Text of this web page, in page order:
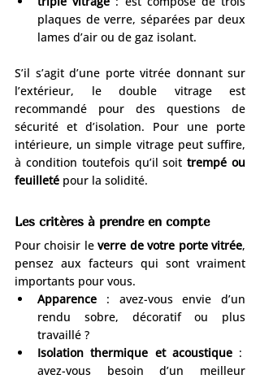
plaques de verre, séparées par deux
lames d’air ou de gaz isolant.
S’il s’agit d’une porte vitrée donnant sur
l’extérieur, le double vitrage est
recommandé pour des questions de
sécurité et d’isolation. Pour une porte
intérieure, un simple vitrage peut suffire,
à condition toutefois qu’il soit trempé ou
feuilleté pour la solidité.
Les critères à prendre en compte
Pour choisir le verre de votre porte vitrée,
pensez aux facteurs qui sont vraiment
importants pour vous.
Apparence : avez-vous envie d’un
rendu sobre, décoratif ou plus
travaillé ?
Isolation thermique et acoustique :
avez-vous besoin d’un meilleur